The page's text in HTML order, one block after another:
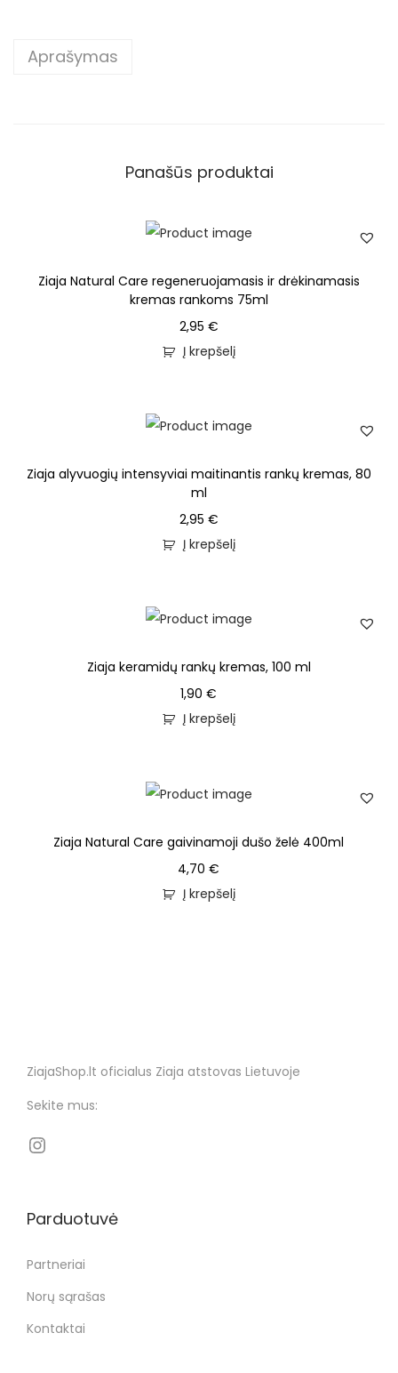
Aprašymas
Panašūs produktai
Ziaja Natural Care regeneruojamasis ir drėkinamasis
kremas rankoms 75ml
2,95 €
Į krepšelį
Ziaja alyvuogių intensyviai maitinantis rankų kremas, 80
ml
2,95 €
Į krepšelį
Ziaja keramidų rankų kremas, 100 ml
1,90€
Į krepšelį
Ziaja Natural Care gaivinamoji dušo želė 400ml
4,70€
Į krepšelį
ZiajaShop.lt oficialus Ziaja atstovas Lietuvoje
Sekite mus:
Parduotuvė
Partneriai
Norų sąrašas
Kontaktai